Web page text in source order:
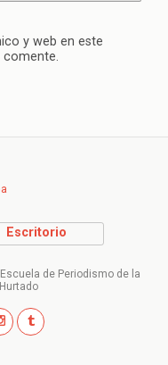
y web en este
comente.
Escritorio
de Periodismo de la